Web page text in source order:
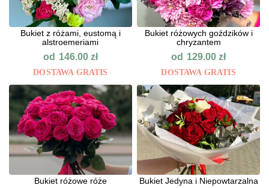
Bukiet z różami, eustomą i
alstroemeriami
od 146.00 zł
DOSTAWA GRATIS
Bukiet różowych goździków i
chryzantem
od 129.00zł
DOSTAWA GRATIS
Bukiet różowe róże Bukiet Jedyna i Niepowtarzalna